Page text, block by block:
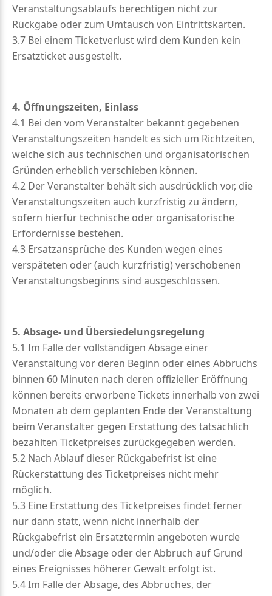
Veranstaltungsablaufs berechtigen nicht zur
Rückgabe oder zum Umtausch von Eintrittskarten.
3.7 Bei einem Ticketverlust wird dem Kunden kein
Ersatzticket ausgestellt.
4. Öffnungszeiten, Einlass
4.1 Bei den vom Veranstalter bekannt gegebenen
Veranstaltungszeiten handelt es sich um Richtzeiten,
welche sich aus technischen und organisatorischen
Gründen erheblich verschieben können.
4.2 Der Veranstalter behält sich ausdrücklich vor, die
Veranstaltungszeiten auch kurzfristig zu ändern,
sofern hierfür technische oder organisatorische
Erfordernisse bestehen.
4.3 Ersatzansprüche des Kunden wegen eines
verspäteten oder (auch kurzfristig) verschobenen
Veranstaltungsbeginns sind ausgeschlossen.
5. Absage- und Übersiedelungsregelung
5.1 Im Falle der vollständigen Absage einer
Veranstaltung vor deren Beginn oder eines Abbruchs
binnen 60 Minuten nach deren offizieller Eröffnung
können bereits erworbene Tickets innerhalb von zwei
Monaten ab dem geplanten Ende der Veranstaltung
beim Veranstalter gegen Erstattung des tatsächlich
bezahlten Ticketpreises zurückgegeben werden.
5.2 Nach Ablauf dieser Rückgabefrist ist eine
Rückerstattung des Ticketpreises nicht mehr
möglich.
5.3 Eine Erstattung des Ticketpreises findet ferner
nur dann statt, wenn nicht innerhalb der
Rückgabefrist ein Ersatztermin angeboten wurde
und/oder die Absage oder der Abbruch auf Grund
eines Ereignisses höherer Gewalt erfolgt ist.
5.4 Im Falle der Absage, des Abbruches, der